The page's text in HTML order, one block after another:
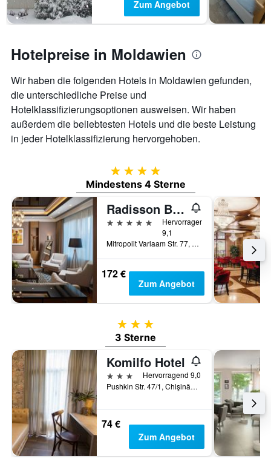
1
Y-
den
durchschnittlichen
Zimmerpreis
Zum Angebot
Hotelpreise in Moldawien
Wir haben die folgenden Hotels in Moldawien gefunden,
die unterschiedliche Preise und
Hotelklassifizierungsoptionen ausweisen. Wir haben
außerdem die beliebtesten Hotels und die beste Leistung
in jeder Hotelklassifizierung hervorgehoben.
4 Sterne
Mindestens 4 Sterne
Radisson Blu Leogrand Chisinau
5 Sterne
Hervorragend
9,1
Mitropolit Varlaam Str. 77, Chişinău, Moldawien
172 €
Zum Angebot
3 Sterne
3 Sterne
Komilfo Hotel
3 Sterne
Hervorragend 9,0
Pushkin Str. 47/1, Chişinău, Moldawien
74 €
Zum Angebot